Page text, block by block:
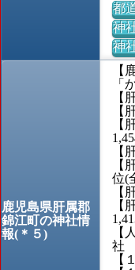
都
神
神
鹿児島県肝属郡
錦江町の神社情
報(＊５)
【
「
【
【
【
【
【
位(
【
【
【
社
【